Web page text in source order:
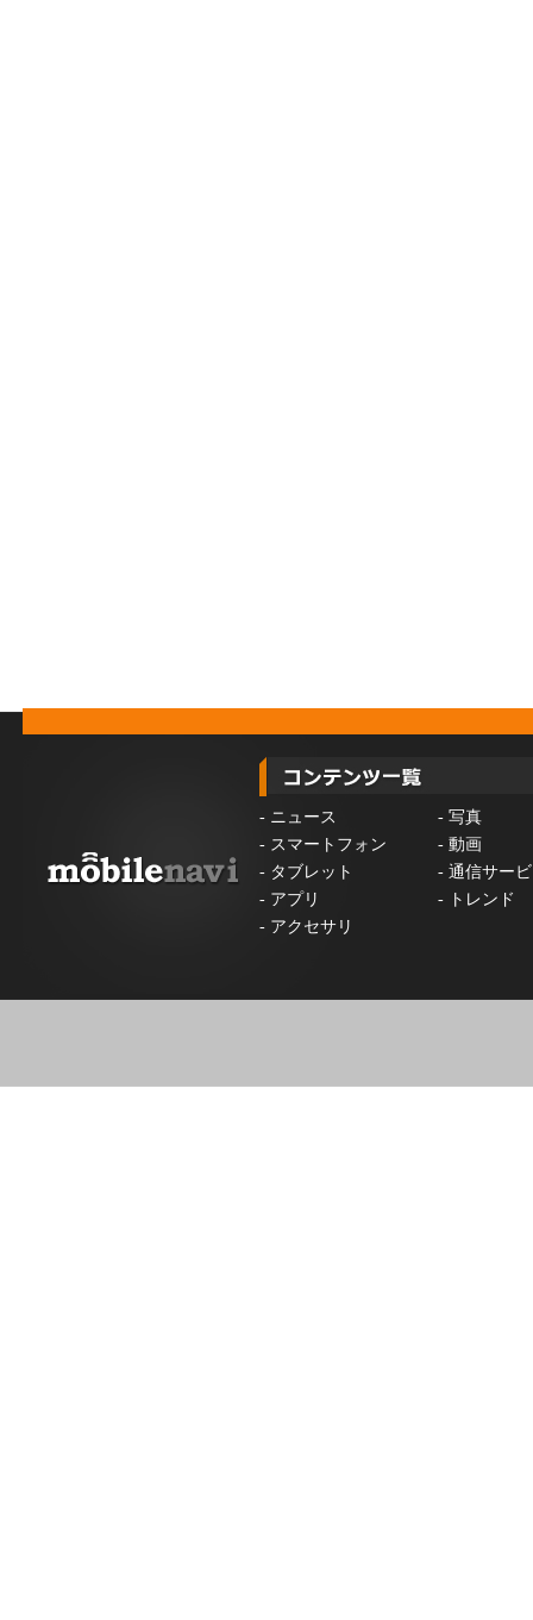
- ニュース - 写真
- スマートフォン - 動画
- タブレット - 通信サー
- アプリ -
トレンド
- アクセサリ